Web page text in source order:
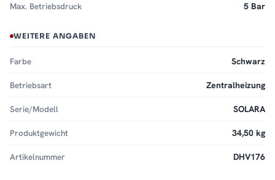
Max. Betriebsdruck 5 Bar
WEITERE ANGABEN
Farbe Schwarz
Betriebsart Zentralheizung
Serie/Modell SOLARA
Produktgewicht 34,50 kg
Artikelnummer DHV176